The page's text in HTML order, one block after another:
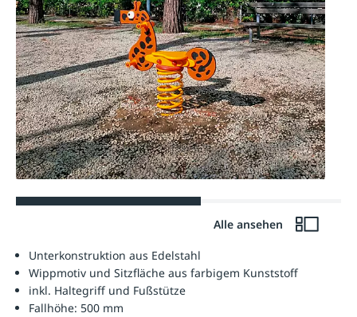
Alle ansehen
Unterkonstruktion aus Edelstahl
Wippmotiv und Sitzfläche aus farbigem Kunststoff
inkl. Haltegriff und Fußstütze
Fallhöhe: 500 mm